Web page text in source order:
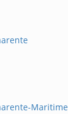
Maritime